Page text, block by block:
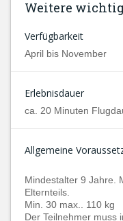
Weitere
Verfügbarkeit
April bis November
Erlebnisdauer
ca. 20 Minuten
Allgemeine
Mindestalter 9 Jahre.
Elternteils.
Min. 30 max.. 110 kg
Der Teilnehmer muss